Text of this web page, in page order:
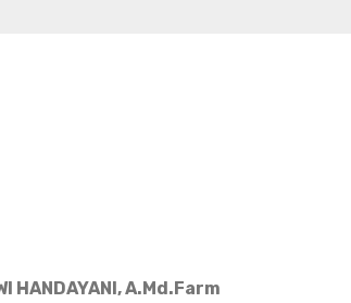
HANDAYANI, A.Md.Farm